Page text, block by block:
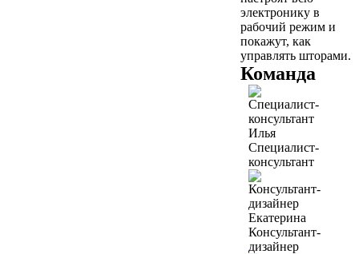
электронику в
рабочий режим и
покажут, как
управлять шторами.
Команда
Илья
Специалист-
консультант
Екатерина
Консультант-
дизайнер